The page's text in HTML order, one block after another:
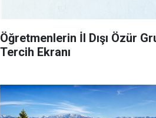
Öğretmenlerin İl Dışı Özür
Tercih Ekranı